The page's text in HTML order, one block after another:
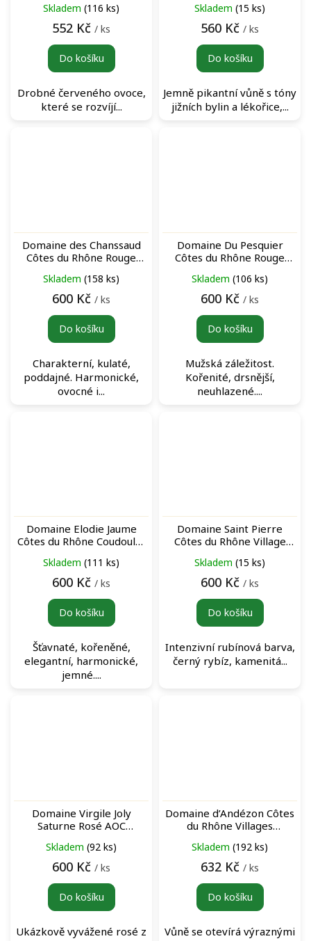
červené víno
Skladem (116 ks)
552 Kč / ks
Do košíku
Drobné červeného ovoce,
které se rozvíjí...
Skladem (15 ks)
560 Kč / ks
Do košíku
Jemně pikantní vůně s tóny
jižních bylin a lékořice,...
Domaine des Chanssaud
Côtes du Rhône Rouge
Skladem (158 ks)
600 Kč / ks
Do košíku
Charakterní, kulaté,
poddajné. Harmonické,
ovocné i...
Domaine Du Pesquier
Côtes du Rhône Rouge
Skladem (106 ks)
600 Kč / ks
Do košíku
Mužská záležitost.
Kořenité, drsnější,
neuhlazené....
Domaine Elodie Jaume
Côtes du Rhône Coudoulet
Skladem (111 ks)
600 Kč / ks
Do košíku
Šťavnaté, kořeněné,
elegantní, harmonické,
jemné....
Domaine Saint Pierre
Côtes du Rhône Village
Skladem (15 ks)
600 Kč / ks
Do košíku
Intenzivní rubínová barva,
černý rybíz, kamenitá...
Domaine Virgile Joly
Saturne Rosé AOC
růžové víno
Skladem (92 ks)
600 Kč / ks
Do košíku
Ukázkově vyvážené rosé z
Domaine d’Andézon Côtes
du Rhône Villages
víno
Skladem (192 ks)
632 Kč / ks
Do košíku
Vůně se otevírá výraznými